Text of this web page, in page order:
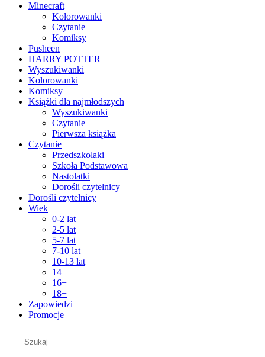
Minecraft
Kolorowanki
Czytanie
Komiksy
Pusheen
HARRY POTTER
Wyszukiwanki
Kolorowanki
Komiksy
Książki dla najmłodszych
Wyszukiwanki
Czytanie
Pierwsza książka
Czytanie
Przedszkolaki
Szkoła Podstawowa
Nastolatki
Dorośli czytelnicy
Dorośli czytelnicy
Wiek
0-2 lat
2-5 lat
5-7 lat
7-10 lat
10-13 lat
14+
16+
18+
Zapowiedzi
Promocje